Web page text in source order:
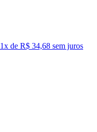
1x de R$ 34,68 sem juros